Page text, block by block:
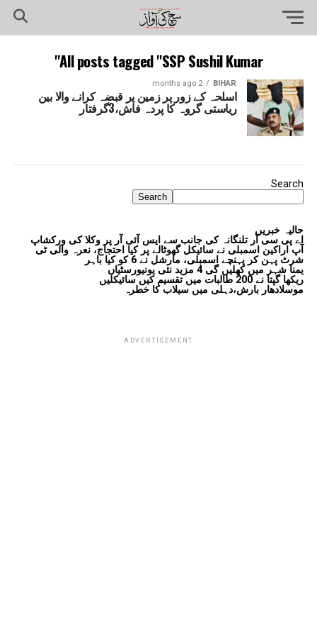
All posts tagged "SSP Sushil Kumar"
BIHAR
2 months ago
اسلحہ کے زور پر زمین پر قبضہ کرانے والا بین
ریاستی گروہ کا پردہ فاش،3گرفتار
Search
Search
حالیہ خبریں
اے پی سی آر تلنگانہ کی جانب سے ایس آئی آر پر وکلا کی ورکشاپ
آپ اراکین اسمبلی نے سائیکل گھوٹالے پر کیا احتجاج، نعرہ والی ٹی
شرٹ پہن کر پہنچے اسمبلی، مارشل نے 6 کو کیا باہر
یمنا شہر میں کھلیں گی 4 مزید نئی یونیورسٹیاں
ریکھا گپتا نے 200 طالبات میں تقسیم کیں سائیکلیں
موسلادھار بارش،دہلی میں سیلاب کا خطرہ
ADVERTISEMENT